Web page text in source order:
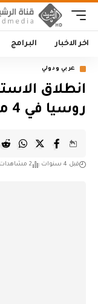
اخر الاخبار البرامج
عربي ودولي
انطلاق
روسيا في 4 مدن اوكرانية
قبل 4 سنوات 2 مشاهدات